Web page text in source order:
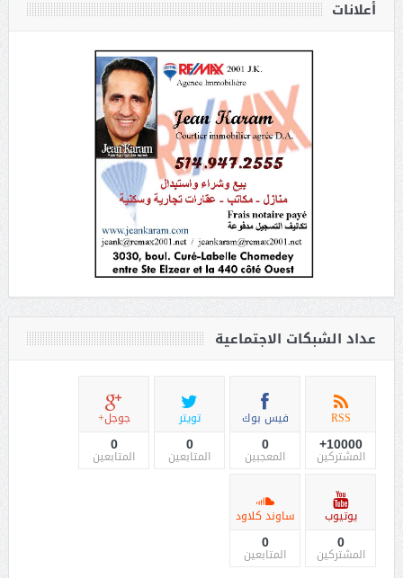
أعلانات
عداد الشبكات الاجتماعية
RSS
10000+
المشتركين
فيس بوك
0
المعجبين
تويتر
0
المتابعين
جوجل+
0
المتابعين
يوتيوب
0
المشتركين
ساوند كلاود
0
المتابعين